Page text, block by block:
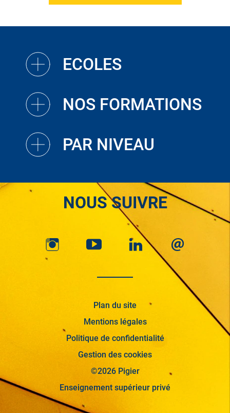
ECOLES
NOS FORMATIONS
PAR NIVEAU
NOUS SUIVRE
Plan du site
Mentions légales
Politique de confidentialité
Gestion des cookies
©2026 Pigier
Enseignement supérieur privé